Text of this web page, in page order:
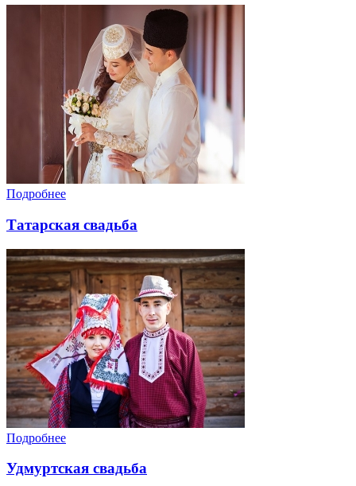
Подробнее
Татарская свадьба
Подробнее
Удмуртская свадьба